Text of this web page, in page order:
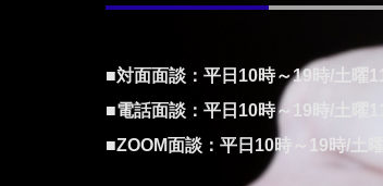
■対面面談：平日10時～19時/土曜
■電話面談：平日10時～19時/土曜
■ZOOM面談：平日10時～19時/土